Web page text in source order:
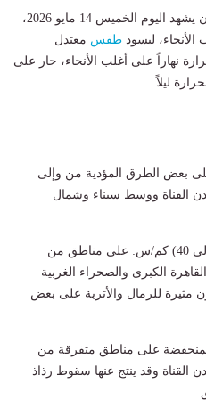
تتوقع الهيئة العامة للأرصاد الجوية، أن يشهد اليوم الخميس 14 مايو 2026، ​
ليسود طقس معتدل
نهاراً على أغلب الأنحاء، حار على
ليلاً.
(4 إلى 8 صباحاً): على بعض الطرق المؤدية من وإلى
القناة ووسط سيناء وشمال
​نشاط رياح تتراوح سرعتها من (30 إلى 40) كم/س: على مناطق من
الكبرى والصحراء الغربية
مثيرة للرمال والأتربة على بعض
على مناطق متفرقة من
القناة وقد ينتج عنها سقوط رذاذ